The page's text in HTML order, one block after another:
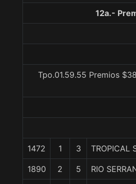
12a.-
Tpo.01.59.55 Premios
1472 1 3 TROPICAL
1890 2 5 RIO